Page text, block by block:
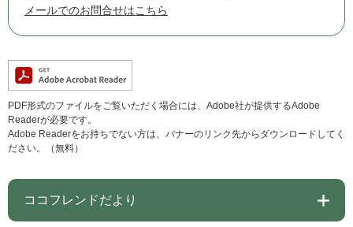
メールでのお問合せはこちら
PDF形式のファイルをご覧いただく場合には、Adobe社が提供するAdobe
Readerが必要です。
Adobe Readerをお持ちでない方は、バナーのリンク先からダウンロードしてく
ださい。（無料）
ココフレンドだより